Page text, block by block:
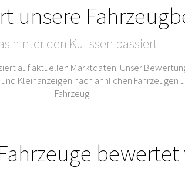
unsere
hinter den Kulissen passiert
auf aktuellen Marktdaten. Unser
Kleinanzeigen nach ähnlichen Fahrzeugen
Fahrzeug.